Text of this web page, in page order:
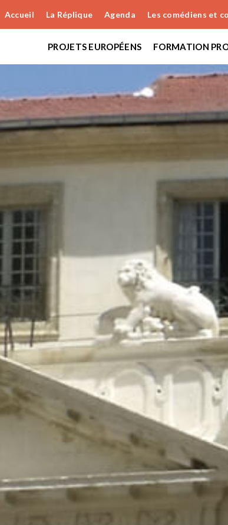
Accueil La Réplique Agenda Les comédiens et
PROJETS EUROPÉENS FORMATION